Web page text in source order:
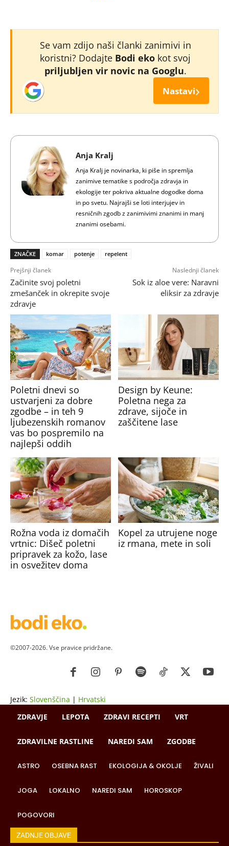
Se vam zdijo naši članki zanimivi in
koristni? Dodajte Bodi eko kot svoj
priljubljen vir novic na Googlu.
Nastavi›
Anja Kralj
Anja Kralj je novinarka, ki piše in spremlja
zanimive tematike s področja zdravja in
ekologije ter pokriva aktualne dogodke doma
in po svetu. Najrajši se loti interjujev in
resničnih zgodb z zanimivimi znanimi in manj
znanimi osebami.
ZNAČKE komar potenje repelent
Prejšnji članek
Začinite svoj poletni
zmešanček in okrepite svoje
zdravje
Naslednji članek
Sok iz aloe vere: Naravni
eliksir za zdravje
Poletni dnevi so
ustvarjeni za dobre
zgodbe – in teh 9
ljubezenskih romanov
vas bo pospremilo na
najlepši oddih
Design by Keune:
Poletna nega za
zdrave, sijoče in
zaščitene lase
Rožna voda iz domačih
vrtnic: Dišeč poletni
pripravek za kožo, lase
in osvežitev doma
Kopel za utrujene noge
iz rmana, mete in soli
©2007-2026. Vse pravice pridržane.
Jezik: Slovenščina | Hrvatski
ZDRAVJE
LEPOTA ZDRAVI RECEPTI VRT
ZDRAVILNE RASTLINE NAREDI SAM ZGODBE
ASTRO OSEBNA RAST EKOLOGIJA & OKOLJE ŽIVALI
JOGA LOKALNO NAREDI SAM HOROSKOP
POGOVORI
ZADNJE OBJAVE